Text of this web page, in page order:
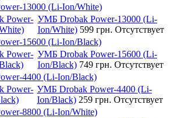
13000 (Li-Ion/White)
УМБ Drobak Power-13000 (Li-
Ion/White) 599 грн. Отсутствует
15600 (Li-Ion/Black)
УМБ Drobak Power-15600 (Li-
Ion/Black) 749 грн. Отсутствует
4400 (Li-Ion/Black)
УМБ Drobak Power-4400 (Li-
Ion/Black) 259 грн. Отсутствует
8800 (Li-Ion/White)